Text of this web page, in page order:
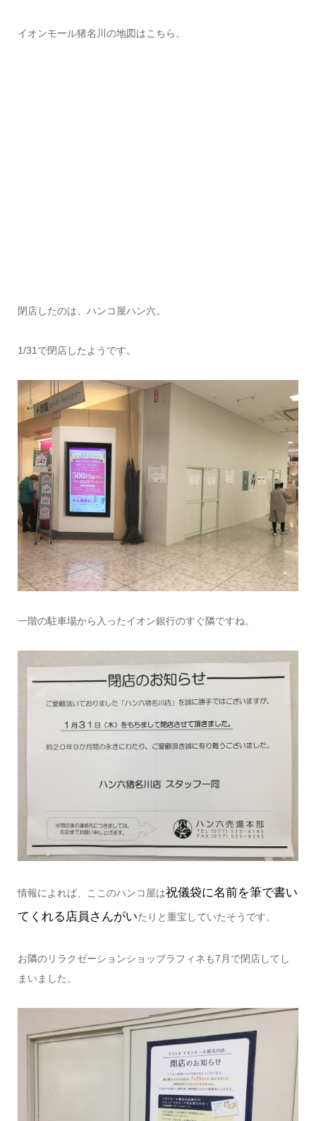
イオンモール猪名川の地図はこちら。
閉店したのは、ハンコ屋ハン六。
1/31で閉店したようです。
一階の駐車場から入ったイオン銀行のすぐ隣ですね。
情報によれば、ここのハンコ屋は祝儀袋に名前を筆で書い
てくれる店員さんがいたりと重宝していたそうです。
お隣のリラクゼーションショップラフィネも7月で閉店してし
まいました。